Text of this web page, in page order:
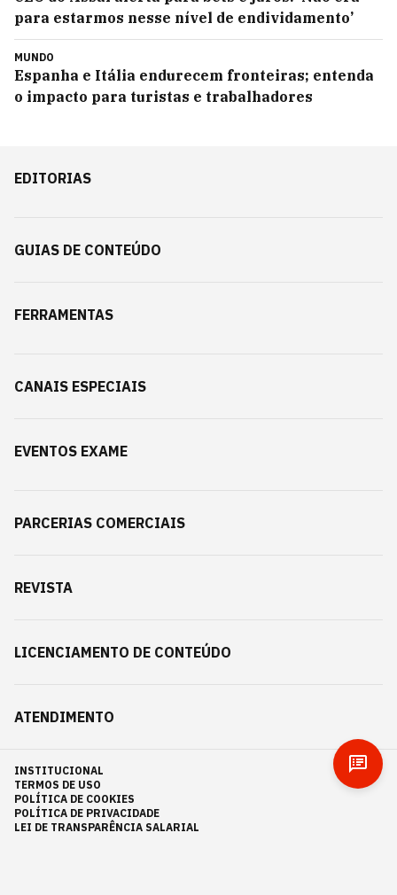
para estarmos nesse nível de endividamento’
MUNDO
Espanha e Itália endurecem fronteiras; entenda
o impacto para turistas e trabalhadores
EDITORIAS
GUIAS DE CONTEÚDO
FERRAMENTAS
CANAIS ESPECIAIS
EVENTOS EXAME
PARCERIAS COMERCIAIS
REVISTA
LICENCIAMENTO DE CONTEÚDO
ATENDIMENTO
INSTITUCIONAL
TERMOS DE USO
POLÍTICA DE COOKIES
POLÍTICA DE PRIVACIDADE
LEI DE TRANSPARÊNCIA SALARIAL